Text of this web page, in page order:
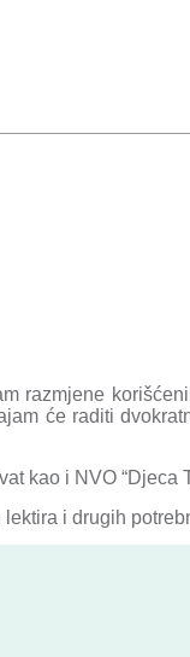
razmjene
će raditi
kao i NVO “Djeca
i drugih